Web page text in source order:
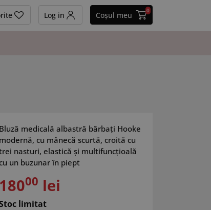
Log in Coșul meu 0
Bluză medicală albastră bărbați Hooke
modernă, cu mânecă scurtă, croită cu
nasturi, elastică și multifuncțioală
cu un buzunar în piept
18000 lei
limitat